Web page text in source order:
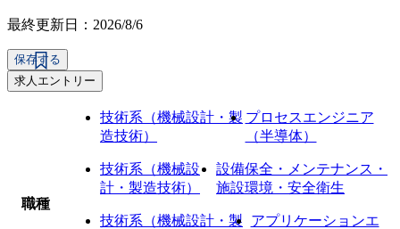
最終更新日：2026/8/6
保存する
求人エントリー
職種
技術系（機械設計・製
造技術）
プロセスエンジニア
（半導体）
技術系（機械設
計・製造技術）
設備保全・メンテナンス・
施設環境・安全衛生
技術系（機械設計・製
アプリケーションエ